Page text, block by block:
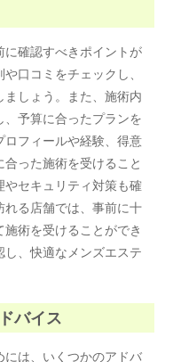
確認すべきポイントが
口コミをチェックし、
しょう。また、施術内
予算に合ったプランを
フィールや経験、得意
った施術を受けること
セキュリティ対策も確
る店舗では、事前に十
術を受けることができ
、快適なメンズエステ
バイス
には、いくつかのアドバ